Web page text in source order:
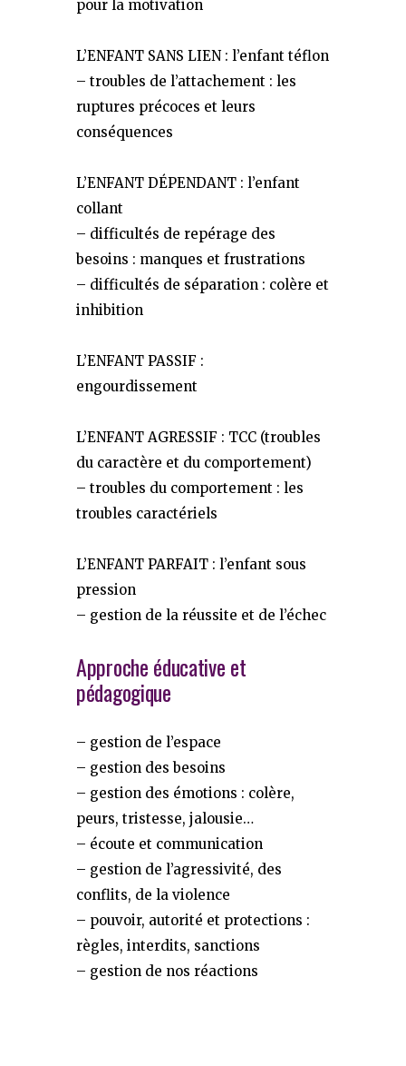
pour la motivation
L’ENFANT SANS LIEN : l’enfant téflon
– troubles de l’attachement : les
ruptures précoces et leurs
conséquences
L’ENFANT DÉPENDANT : l’enfant
collant
– difficultés de repérage des
besoins : manques et frustrations
– difficultés de séparation : colère et
inhibition
L’ENFANT PASSIF :
engourdissement
L’ENFANT AGRESSIF : TCC (troubles
du caractère et du comportement)
– troubles du comportement : les
troubles caractériels
L’ENFANT PARFAIT : l’enfant sous
pression
– gestion de la réussite et de l’échec
Approche éducative et
pédagogique
– gestion de l’espace
– gestion des besoins
– gestion des émotions : colère,
peurs, tristesse, jalousie…
– écoute et communication
– gestion de l’agressivité, des
conflits, de la violence
– pouvoir, autorité et protections :
règles, interdits, sanctions
– gestion de nos réactions